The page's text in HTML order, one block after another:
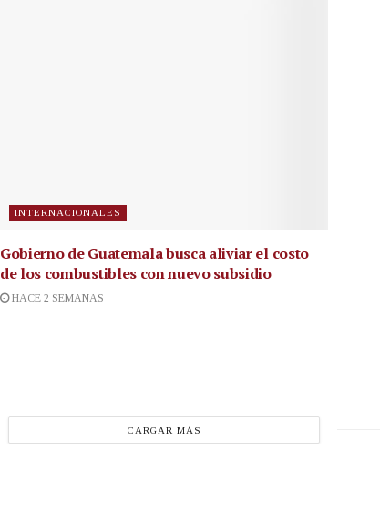
INTERNACIONALES
Gobierno de Guatemala busca aliviar el costo
de los combustibles con nuevo subsidio
HACE 2 SEMANAS
CARGAR MÁS